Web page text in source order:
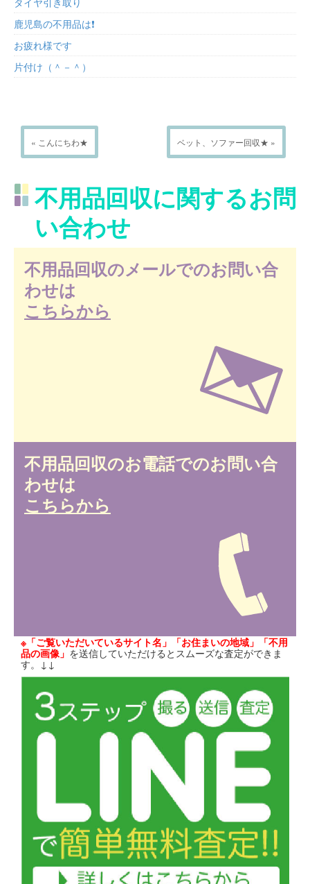
鹿児島の不用品は❗
お疲れ様です
片付け（＾－＾）
« こんにちわ★ ベット、ソファー回収★ »
不用品回収に関するお問
い合わせ
不用品回収のメールでのお問い合
わせは
こちらから
不用品回収のお電話でのお問い合
わせは
こちらから
※「ご覧いただいているサイト名」「お住まいの地域」「不用
品の画像」 を送信していただけるとスムーズな査定ができま
す。↓↓